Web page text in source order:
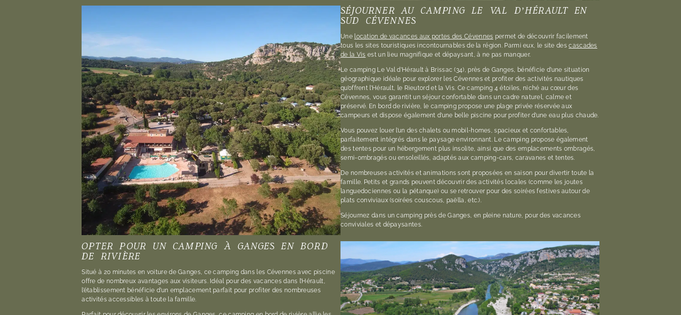
SÉJOURNER AU CAMPING LE VAL D’HÉRAULT EN
SUD CÉVENNES
Une location de vacances aux portes des Cévennes permet de découvrir facilement
tous les sites touristiques incontournables de la région. Parmi eux, le site descascades
de la Vis est un lieu magnifique et dépaysant, à ne pas manquer.
Le camping Le Val d’Hérault à Brissac (34), près de Ganges, bénéficie d’une situation
géographique idéale pour explorer les Cévennes et profiter des activités nautiques
qu’offrent l’Hérault, le Rieutord et la Vis. Ce camping 4 étoiles, niché au cœur des
Cévennes, vous garantit un séjour confortable dans un cadre naturel, calme et
préservé. En bord de rivière, le camping propose une plage privée réservée aux
campeurs et dispose également d’une belle piscine pour profiter d’une eau plus chaude.
Vous pouvez louer l’un des chalets ou mobil-homes, spacieux et confortables,
parfaitement intégrés dans le paysage environnant. Le camping propose également
des tentes pour un hébergement plus insolite, ainsi que des emplacements ombragés,
semi-ombragés ou ensoleillés, adaptés aux camping-cars, caravanes et tentes.
De nombreuses activités et animations sont proposées en saison pour divertir toute la
famille. Petits et grands peuvent découvrir des activités locales (comme les joutes
languedociennes ou la pétanque) ou se retrouver pour des soirées festives autour de
plats conviviaux (soirées couscous, paëlla, etc.).
Séjournez dans un camping près de Ganges, en pleine nature, pour des vacances
conviviales et dépaysantes.
OPTER POUR UN CAMPING À GANGES EN BORD
DE RIVIÈRE
Situé à 20 minutes en voiture de Ganges, ce camping dans les Cévennes avec piscine
offre de nombreux avantages aux visiteurs. Idéal pour des vacances dans l’Hérault,
l’établissement bénéficie d’un emplacement parfait pour profiter des nombreuses
activités accessibles à toute la famille.